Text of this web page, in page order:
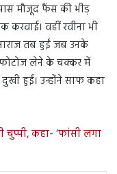
मौजूद फैंस की भीड़
वहीं रवीना भी
तब हुईं जब उनके
लेने के चक्कर में
हुईं। उन्होंने साफ कहा
चुप्पी, कहा- ‘फांसी लगा